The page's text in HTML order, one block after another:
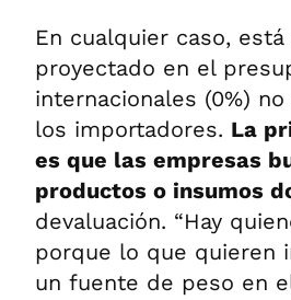
En cualquier caso,
proyectado en el
internacionales (0%)
los importadores. La
es que las empresas
productos o insumos
devaluación. “Hay
porque lo que quieren
un fuente de peso en